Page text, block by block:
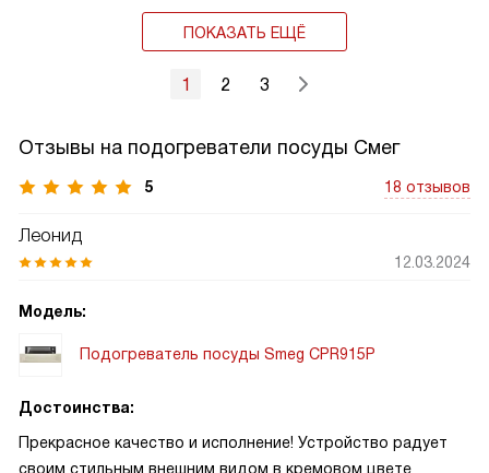
ПОКАЗАТЬ ЕЩЁ
1 2 3
Отзывы на подогреватели посуды Смег
5 18 отзывов
Леонид
12.03.2024
Модель:
Подогреватель посуды Smeg CPR915P
Достоинства:
Прекрасное качество и исполнение! Устройство радует
своим стильным внешним видом в кремовом цвете